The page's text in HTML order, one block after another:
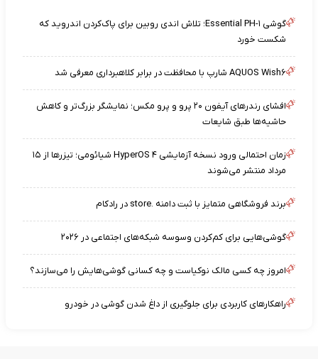
گوشی Essential PH-۱؛ تلاش اندی روبین برای پاک‌کردن اندروید که
شکست خورد
AQUOS Wish۶ شارپ با محافظت در برابر کلاهبرداری معرفی شد
افشای رندرهای آیفون ۲۰ پرو و پرو مکس؛ نمایشگر بزرگ‌تر و کاهش
حاشیه‌ها طبق شایعات
زمان احتمالی ورود نسخه آزمایشی HyperOS ۴ شیائومی؛ تیزرها از ۱۵
مرداد منتشر می‌شوند
برند فروشگاهی متمایز با ثبت دامنه .store در رادکام
گوشی‌هایی برای کم‌کردن وسوسه شبکه‌های اجتماعی در ۲۰۲۶
امروز چه کسی مالک نوکیاست و چه کسانی گوشی‌هایش را می‌سازند؟
راهکارهای کاربردی برای جلوگیری از داغ شدن گوشی در خودرو